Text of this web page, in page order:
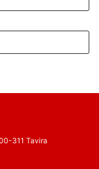
311 Tavira